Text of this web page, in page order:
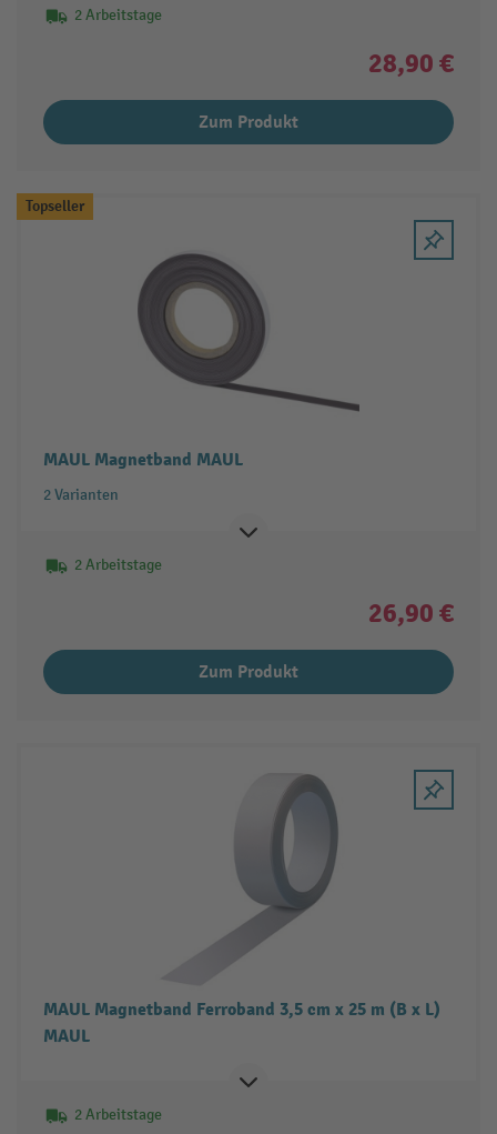
2 Arbeitstage
28,90 €
Zum Produkt
Topseller
MAUL Magnetband MAUL
2 Varianten
2 Arbeitstage
26,90 €
Zum Produkt
MAUL Magnetband Ferroband 3,5 cm x 25 m (B x L)
MAUL
2 Arbeitstage